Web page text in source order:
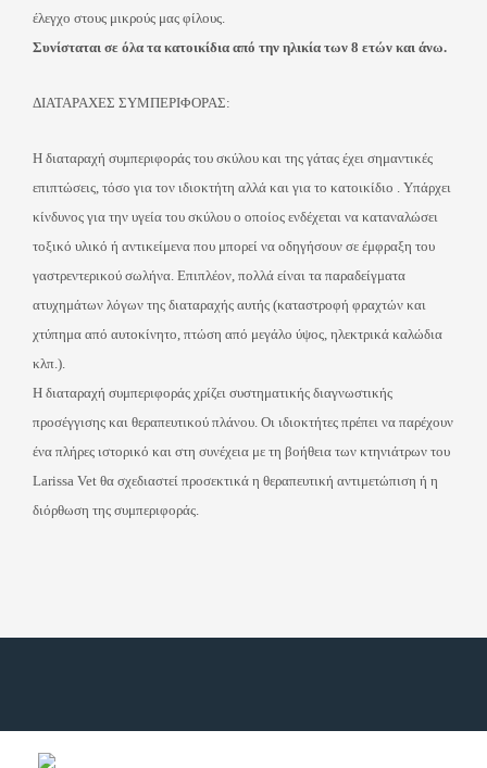
έλεγχο στους μικρούς μας φίλους.
Συνίσταται σε όλα τα κατοικίδια από την ηλικία των 8 ετών και άνω.
ΔΙΑΤΑΡΑΧΕΣ ΣΥΜΠΕΡΙΦΟΡΑΣ:
Η διαταραχή συμπεριφοράς του σκύλου και της γάτας έχει σημαντικές
επιπτώσεις, τόσο για τον ιδιοκτήτη αλλά και για το κατοικίδιο . Υπάρχει
κίνδυνος για την υγεία του σκύλου ο οποίος ενδέχεται να καταναλώσει
τοξικό υλικό ή αντικείμενα που μπορεί να οδηγήσουν σε έμφραξη του
γαστρεντερικού σωλήνα. Επιπλέον, πολλά είναι τα παραδείγματα
ατυχημάτων λόγων της διαταραχής αυτής (καταστροφή φραχτών και
χτύπημα από αυτοκίνητο, πτώση από μεγάλο ύψος, ηλεκτρικά καλώδια
κλπ.).
Η διαταραχή συμπεριφοράς χρίζει συστηματικής διαγνωστικής
προσέγγισης και θεραπευτικού πλάνου. Οι ιδιοκτήτες πρέπει να παρέχουν
ένα πλήρες ιστορικό και στη συνέχεια με τη βοήθεια των κτηνιάτρων του
Larissa Vet θα σχεδιαστεί προσεκτικά η θεραπευτική αντιμετώπιση ή η
διόρθωση της συμπεριφοράς.